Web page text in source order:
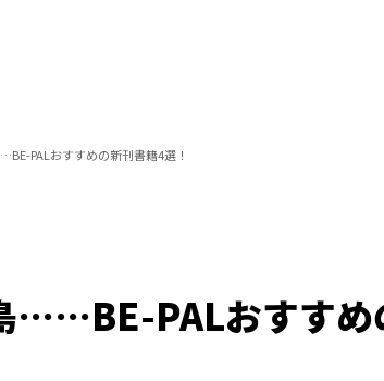
PALおすすめの新刊書籍4選！
……BE-PALおすすめ